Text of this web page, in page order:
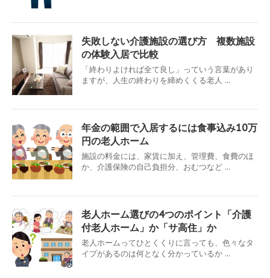
失敗しない介護施設の選び方 複数施設
の体験入居で比較
「終わりよければ全て良し」っていう言葉があり
ますが、人生の終わりを締めくくる老人 ...
年金の範囲で入居するには食事込み10万
円の老人ホーム
施設の料金には、家賃に加え、管理費、食費のほ
か、介護保険の自己負担分、おむつなど ...
老人ホーム選びの4つのポイント「介護
付老人ホーム」か「サ高住」か
老人ホームってひとくくりに言っても、色々なタ
イプがあるのは何となく分かっているか ...